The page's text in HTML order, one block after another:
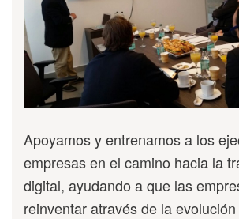
Apoyamos y entrenamos a los
empresas en el camino hacia la
digital, ayudando a que las
reinventar através de la